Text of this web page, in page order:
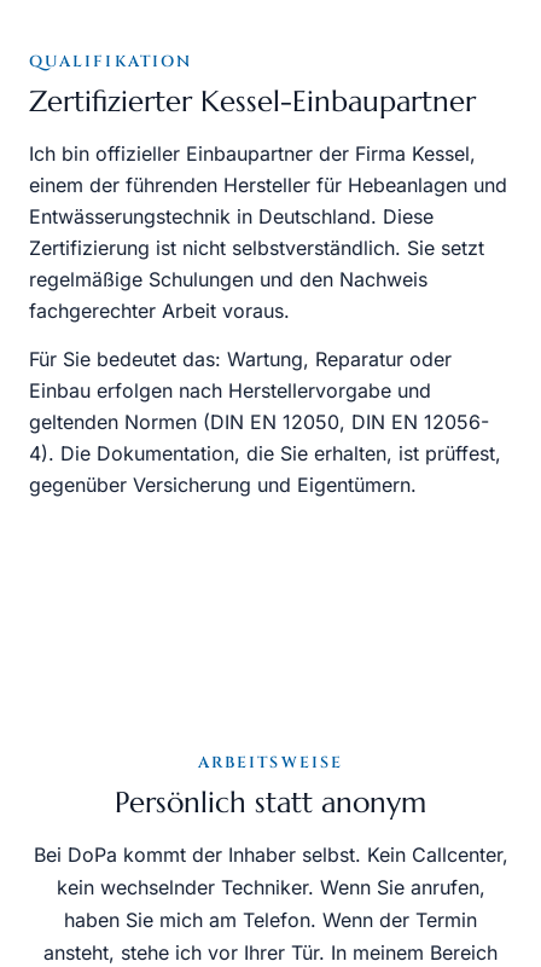
QUALIFIKATION
Zertifizierter Kessel-Einbaupartner
Ich bin offizieller Einbaupartner der Firma Kessel,
einem der führenden Hersteller für Hebeanlagen und
Entwässerungstechnik in Deutschland. Diese
Zertifizierung ist nicht selbstverständlich. Sie setzt
regelmäßige Schulungen und den Nachweis
fachgerechter Arbeit voraus.
Für Sie bedeutet das: Wartung, Reparatur oder
Einbau erfolgen nach Herstellervorgabe und
geltenden Normen (DIN EN 12050, DIN EN 12056-
4). Die Dokumentation, die Sie erhalten, ist prüffest,
gegenüber Versicherung und Eigentümern.
ARBEITSWEISE
Persönlich statt anonym
Bei DoPa kommt der Inhaber selbst. Kein Callcenter,
kein wechselnder Techniker. Wenn Sie anrufen,
haben Sie mich am Telefon. Wenn der Termin
ansteht, stehe ich vor Ihrer Tür. In meinem Bereich